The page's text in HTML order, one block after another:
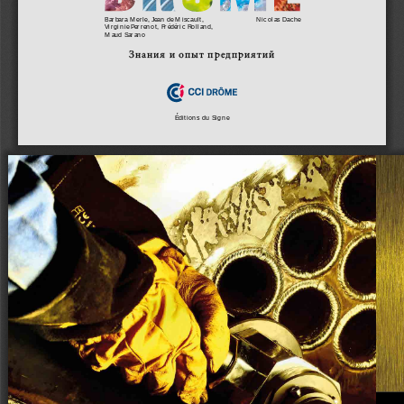
Éditions du Signe
Barbara Merle, Jean de Miscault,
Virginie Perrenot, Frédéric Rolland,
Maud Sarano
Nicolas Dache
Знания и опыт предприятий